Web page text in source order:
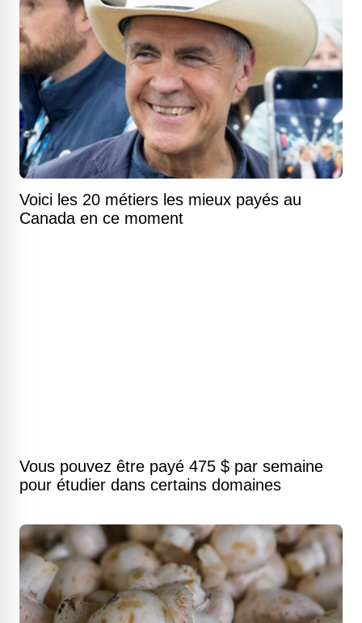
Voici les 20 métiers les mieux payés au
Canada en ce moment
Vous pouvez être payé 475 $ par semaine
pour étudier dans certains domaines